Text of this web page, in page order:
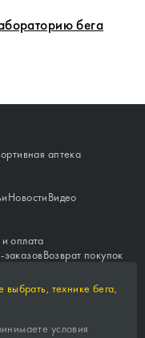
бега
аптека
НовостиВидео
оплата
заказовВозврат покупок
выбрать, технике бега,
условия